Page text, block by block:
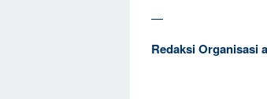
—
Redaksi Organisasi